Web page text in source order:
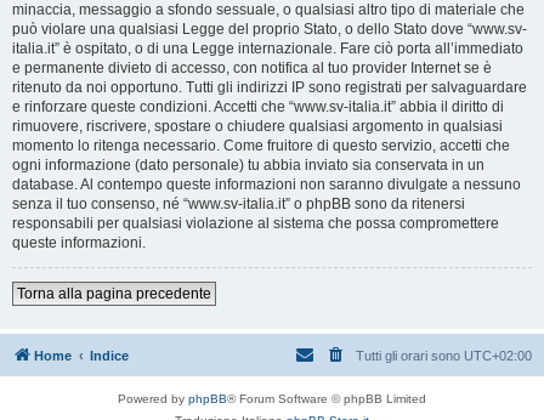
minaccia, messaggio a sfondo sessuale, o qualsiasi altro tipo di materiale che
può violare una qualsiasi Legge del proprio Stato, o dello Stato dove “www.sv-
italia.it” è ospitato, o di una Legge internazionale. Fare ciò porta all’immediato
e permanente divieto di accesso, con notifica al tuo provider Internet se è
ritenuto da noi opportuno. Tutti gli indirizzi IP sono registrati per salvaguardare
e rinforzare queste condizioni. Accetti che “www.sv-italia.it” abbia il diritto di
rimuovere, riscrivere, spostare o chiudere qualsiasi argomento in qualsiasi
momento lo ritenga necessario. Come fruitore di questo servizio, accetti che
ogni informazione (dato personale) tu abbia inviato sia conservata in un
database. Al contempo queste informazioni non saranno divulgate a nessuno
senza il tuo consenso, né “www.sv-italia.it” o phpBB sono da ritenersi
responsabili per qualsiasi violazione al sistema che possa compromettere
queste informazioni.
Torna alla pagina precedente
Home Indice Tutti gli orari sono UTC+02:00
Powered by phpBB® Forum Software © phpBB Limited